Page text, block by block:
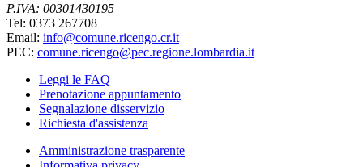
P.IVA: 00301430195
Tel: 0373 267708
Email: info@comune.ricengo.cr.it
PEC: comune.ricengo@pec.regione.lombardia.it
Leggi le FAQ
Prenotazione appuntamento
Segnalazione disservizio
Richiesta d'assistenza
Amministrazione trasparente